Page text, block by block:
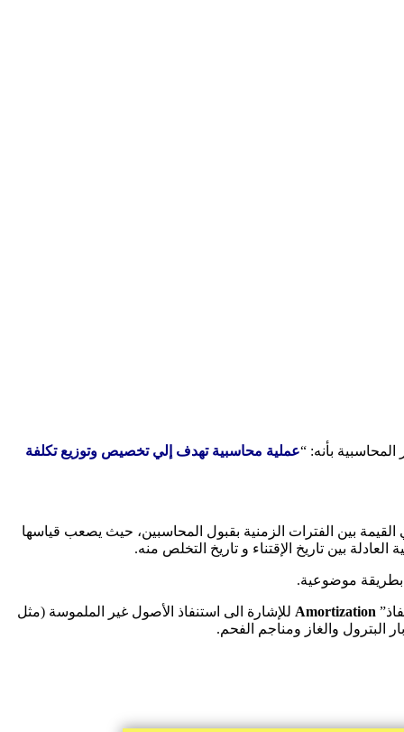
بأنه: “عملية محاسبية تهدف إلي تخصيص وتوزيع تكلفة
بين الفترات الزمنية بقبول المحاسبين، حيث يصعب قياسها
بين تاريخ الإقتناء و تاريخ التخلص منه.
بطريقة موضوعية.
Amortization للإشارة الى استنفاذ الأصول غير الملموسة (مثل
البترول والغاز ومناجم الفحم.